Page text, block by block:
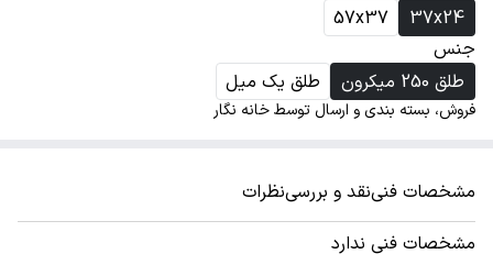
37x24
57x37
جنس
طلق 250 میکرون
طلق یک میل
فروش، بسته بندی و ارسال توسط خانه نگار
مشخصات فنینقد و بررسینظرات
مشخصات فنی ندارد